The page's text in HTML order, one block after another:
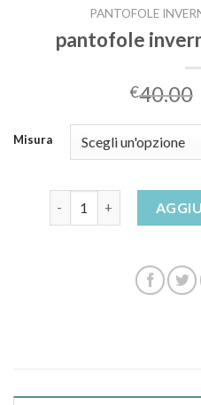
PANTOFOLE
pantofole
€40.00
Misura